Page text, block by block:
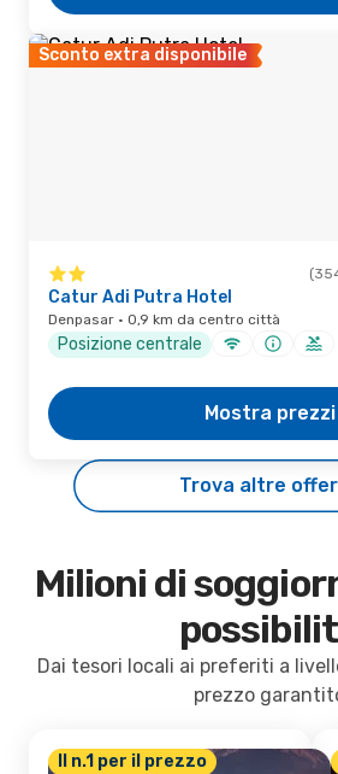
Sconto extra disponibile
Catur Adi Putra Hotel
Denpasar · 0,9 km da centro città
Posizione centrale
Mostra prezzi
Trova altre
Milioni di
Dai tesori locali ai preferiti a
prezzo
Il n.1 per il prezzo